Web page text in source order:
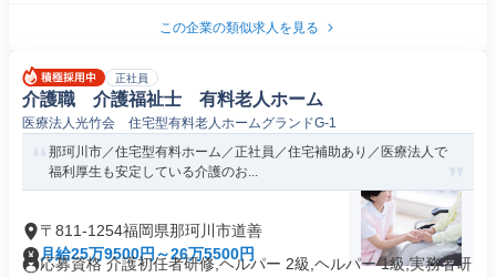
この企業の類似求人を見る
正社員
介護職 介護福祉士 有料老人ホーム
医療法人光竹会 住宅型有料老人ホームグランドG-1
那珂川市／住宅型有料ホーム／正社員／住宅補助あり／医療法人で
福利厚生も安定している介護のお...
〒811-1254福岡県那珂川市道善
月給25万9500円～26万5500円
応募資格 介護初任者研修,ヘルパー 2級,ヘルパー 1級,実務者研